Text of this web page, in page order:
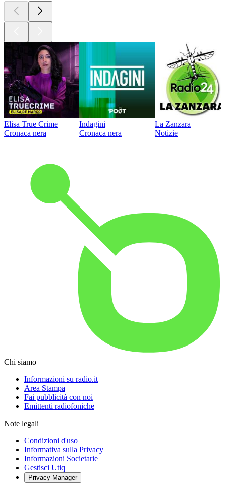
Elisa True Crime
Cronaca nera
Indagini
Cronaca nera
La Zanzara
Notizie
Chi siamo
Informazioni su radio.it
Area Stampa
Fai pubblicità con noi
Emittenti radiofoniche
Note legali
Condizioni d'uso
Informativa sulla Privacy
Informazioni Societarie
Gestisci Utiq
Privacy-Manager